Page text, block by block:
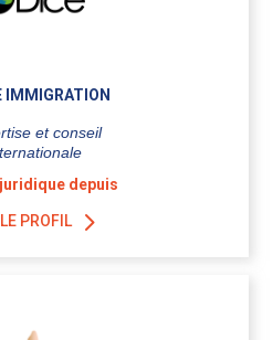
IMMIGRATION
et conseil
juridique depuis
PROFIL